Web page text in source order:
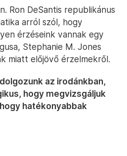
Ron DeSantis republikánus
arról szól, hogy
érzéseink vannak egy
Stephanie M. Jones
miatt előjövő érzelmekről.
az irodánkban,
hogy megvizsgáljuk
hatékonyabbak